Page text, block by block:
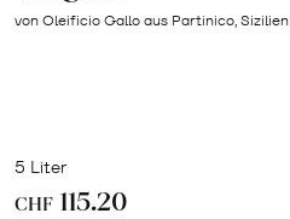
von Oleificio Gallo aus Partinico, Sizilien
5 Liter
CHF 115.20